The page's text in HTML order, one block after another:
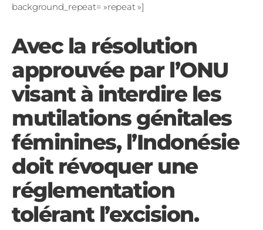
background_repeat= »repeat »]
Avec la résolution
approuvée par l’ONU
visant à interdire les
mutilations génitales
féminines, l’Indonésie
doit révoquer une
réglementation
tolérant l’excision.